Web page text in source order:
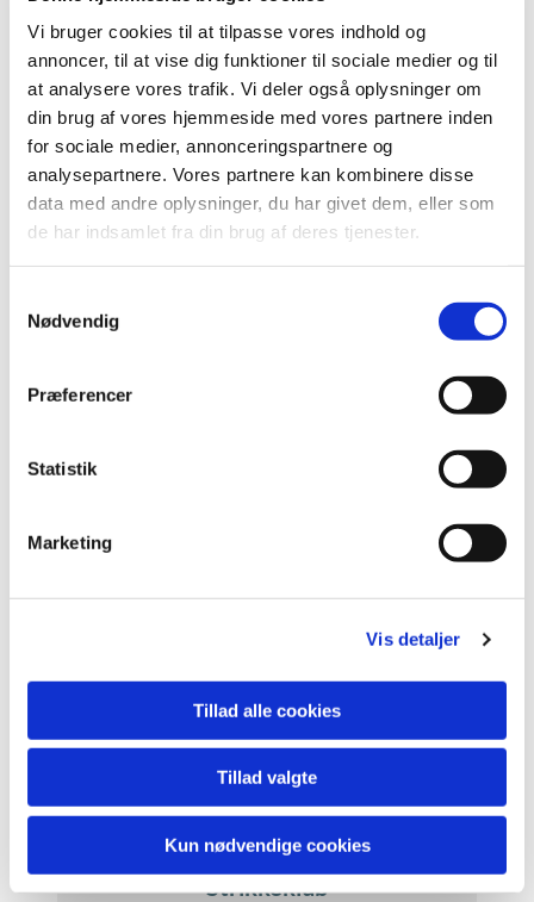
Vi bruger cookies til at tilpasse vores indhold og
annoncer, til at vise dig funktioner til sociale medier og til
at analysere vores trafik. Vi deler også oplysninger om
din brug af vores hjemmeside med vores partnere inden
for sociale medier, annonceringspartnere og
analysepartnere. Vores partnere kan kombinere disse
data med andre oplysninger, du har givet dem, eller som
de har indsamlet fra din brug af deres tjenester.
Nødvendig
Præferencer
Statistik
Marketing
Vis detaljer
Tillad alle cookies
Tillad valgte
Kun nødvendige cookies
Vil du være frivillig?
Læs mere her
Strikkeklub